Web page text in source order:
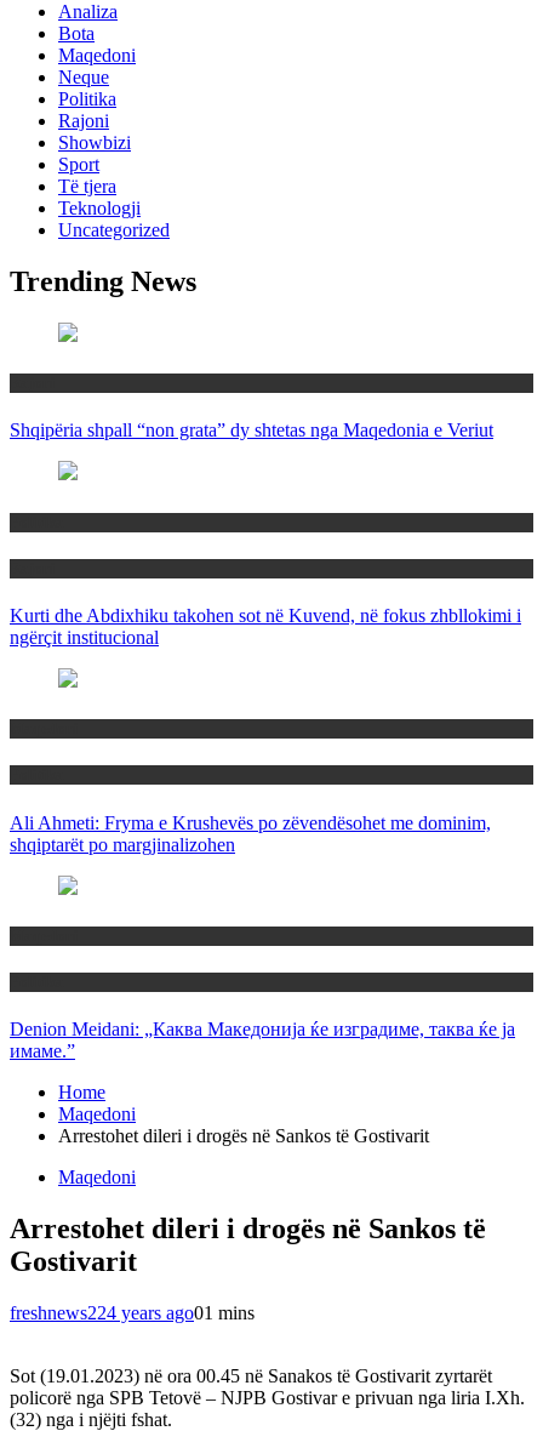
Analiza
Bota
Maqedoni
Neque
Politika
Rajoni
Showbizi
Sport
Të tjera
Teknologji
Uncategorized
Trending News
Shqipëria shpall “non grata” dy shtetas nga Maqedonia e Veriut
Kurti dhe Abdixhiku takohen sot në Kuvend, në fokus zhbllokimi i
ngërçit institucional
Ali Ahmeti: Fryma e Krushevës po zëvendësohet me dominim,
shqiptarët po margjinalizohen
Denion Meidani: „Каква Македонија ќе изградиме, таква ќе ја
имаме.”
Home
Maqedoni
Arrestohet dileri i drogës në Sankos të Gostivarit
Maqedoni
Arrestohet dileri i drogës në Sankos të
Gostivarit
freshnews224 years ago01 mins
Sot (19.01.2023) në ora 00.45 në Sanakos të Gostivarit zyrtarët
policorë nga SPB Tetovë – NJPB Gostivar e privuan nga liria I.Xh.
(32) nga i njëjti fshat.